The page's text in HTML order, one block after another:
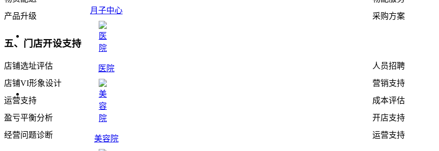
月子中心
医院
美容院
产品升级
采购方案
五、门店开设支持
店铺选址评估
人员招聘
店铺VI形象设计
营销支持
运营支持
成本评估
盈亏平衡分析
开店支持
经营问题诊断
运营支持